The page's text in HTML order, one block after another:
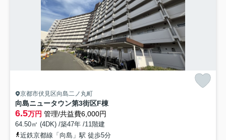
京都市伏見区向島二ノ丸町
向島ニュータウン第3街区F棟
6.5万円 管理/共益費6,000円
64.50㎡ (4DK) /築47年 /11階建
近鉄京都線「向島」駅 徒歩5分